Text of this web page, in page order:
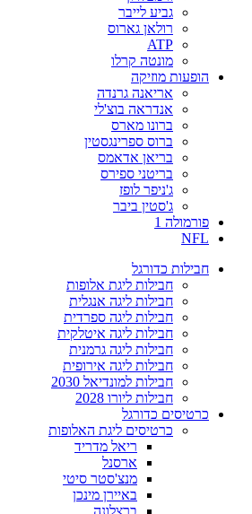
גביע לייבר
רולאן גארוס
ATP
מונטה קרלו
הופעות מוזיקה
אריאנה גרנדה
אנדראה בוצ'לי
ברונו מארס
ברוס ספרינגסטין
בריאן אדאמס
בריטני ספירס
ג'ניפר לופז
ג'סטין ביבר
פורמולה 1
NFL
חבילות כדורגל
חבילות ליגת אלופות
חבילות ליגה אנגלית
חבילות ליגה ספרדית
חבילות ליגה איטלקית
חבילות ליגה גרמנית
חבילות ליגה אירופית
חבילות למונדיאל 2030
חבילות ליורו 2028
כרטיסים כדורגל
כרטיסים ליגת האלופות
ריאל מדריד
ארסנל
מנצ'סטר סיטי
באיירן מינכן
ברצלונה